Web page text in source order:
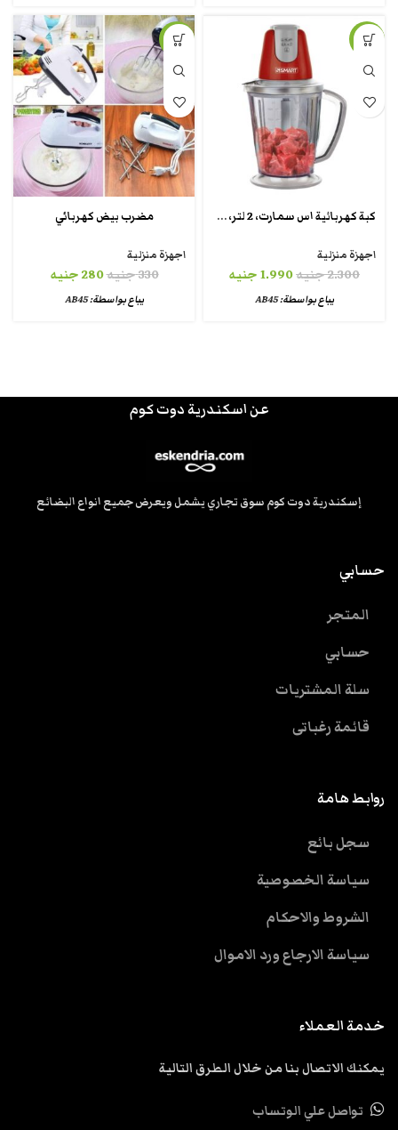
-13%
كبة كهربائية اس سمارت، 2 لتر، 700 وات – تركي
اجهزة منزلية
2.300جنيه1.990جنيه
يباع بواسطة:AB45
-15%
مضرب بيض كهربائي
اجهزة منزلية
330جنيه280جنيه
يباع بواسطة:AB45
عن اسكندرية دوت كوم
إسكندرية دوت كوم سوق تجاري يشمل ويعرض جميع انواع البضائع
حسابي
المتجر
حسابي
سلة المشتريات
قائمة رغباتى
روابط هامة
سجل بائع
سياسة الخصوصية
الشروط والاحكام
سياسة الارجاع ورد الاموال
خدمة العملاء
يمكنك الاتصال بنا من خلال الطرق التالية
تواصل علي الوتساب